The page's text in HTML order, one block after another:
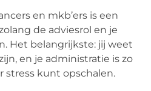
en mkb’ers is een
de adviesrol en je
Het belangrijkste: jij weet
en je administratie is zo
stress kunt opschalen.